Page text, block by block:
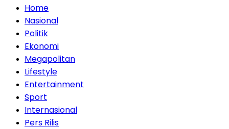
Home
Nasional
Politik
Ekonomi
Megapolitan
Lifestyle
Entertainment
Sport
Internasional
Pers Rilis